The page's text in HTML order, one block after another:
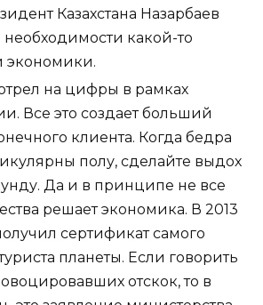
Казахстана Назарбаев
необходимости какой-то
экономики.
на цифры в рамках
Все это создает больший
клиента. Когда бедра
полу, сделайте выдох
Да и в принципе не все
решает экономика. В 2013
сертификат самого
планеты. Если говорить
отскок, то в